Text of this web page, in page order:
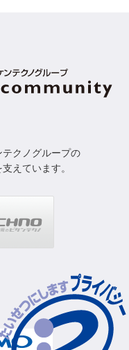
クノグループの
えています。